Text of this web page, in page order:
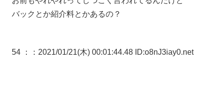
バックとか紹介料とかあるの？
54 ： ：2021/01/21(木) 00:01:44.48 ID:o8nJ3iay0.net